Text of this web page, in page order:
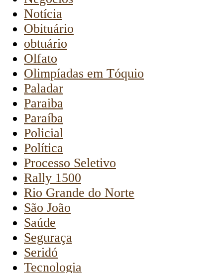
Notícia
Obituário
obtuário
Olfato
Olimpíadas em Tóquio
Paladar
Paraiba
Paraíba
Policial
Política
Processo Seletivo
Rally 1500
Rio Grande do Norte
São João
Saúde
Seguraça
Seridó
Tecnologia